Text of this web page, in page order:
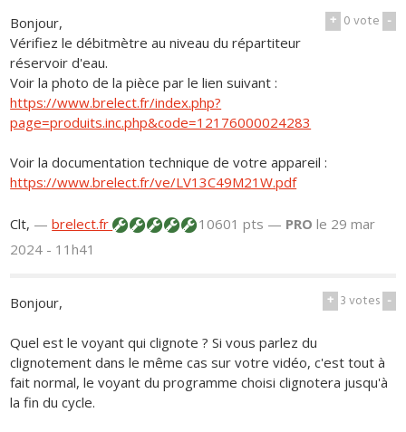
+ 0vote -
Bonjour,
Vérifiez le débitmètre au niveau du répartiteur
réservoir d'eau.
Voir la photo de la pièce par le lien suivant :
https://www.brelect.fr/index.php?
page=produits.inc.php&code=12176000024283
Voir la documentation technique de votre appareil :
https://www.brelect.fr/ve/LV13C49M21W.pdf
Clt, —brelect.fr 10601 pts — PRO le 29 mar
2024 - 11h41
+ 3votes -
Bonjour,
Quel est le voyant qui clignote ? Si vous parlez du
clignotement dans le même cas sur votre vidéo, c'est tout à
fait normal, le voyant du programme choisi clignotera jusqu'à
la fin du cycle.